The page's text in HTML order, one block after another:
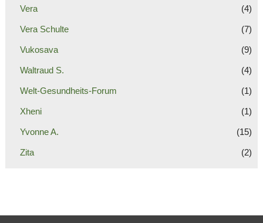
Vera (4)
Vera Schulte (7)
Vukosava (9)
Waltraud S. (4)
Welt-Gesundheits-Forum (1)
Xheni (1)
Yvonne A. (15)
Zita (2)